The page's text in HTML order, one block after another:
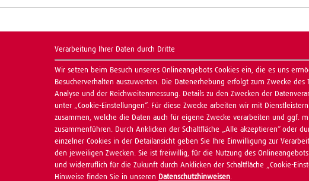
Verarbeitung Ihrer Daten durch Dritte
Wir setzen beim Besuch unseres Onlineangebots Cookies ein, die es uns
Besucherverhalten auszuwerten. Die Datenerhebung erfolgt zum Zwecke des
Analyse und der Reichweitenmessung. Details zu den Zwecken der
unter „Cookie-Einstellungen“. Für diese Zwecke arbeiten wir mit
zusammen, welche die Daten auch für eigene Zwecke verarbeiten und ggf.
zusammenführen. Durch Anklicken der Schaltfläche „Alle akzeptieren“ oder
einzelner Cookies in der Detailansicht geben Sie Ihre Einwilligung zur
den jeweiligen Zwecken. Sie ist freiwillig, für die Nutzung des
und widerruflich für die Zukunft durch Anklicken der Schaltfläche „Cookie-
Hinweise finden Sie in unseren Datenschutzhinweisen.